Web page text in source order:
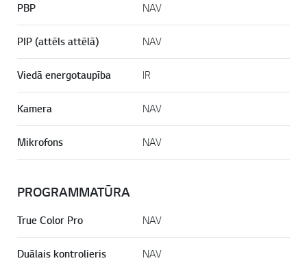
PBP NAV
PIP (attēls attēlā) NAV
Viedā energotaupība IR
Kamera NAV
Mikrofons NAV
PROGRAMMATŪRA
True Color Pro NAV
Duālais kontrolieris NAV